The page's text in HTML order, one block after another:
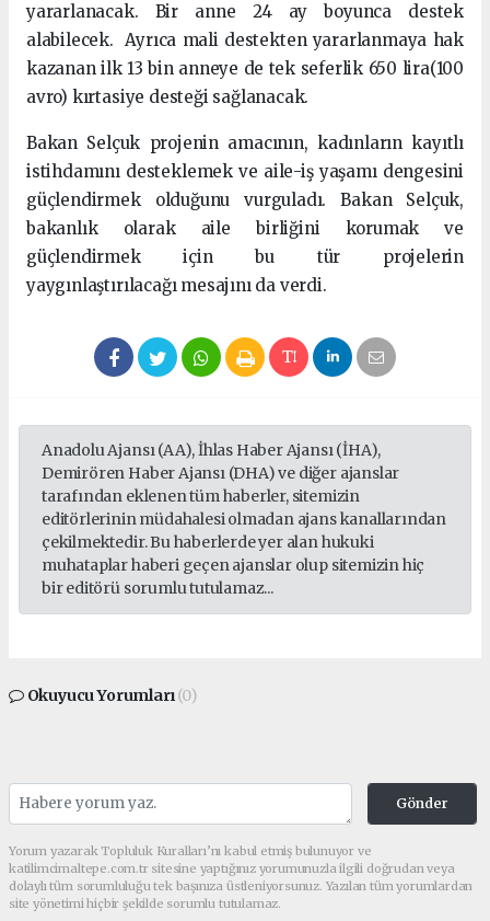
yararlanacak. Bir anne 24 ay boyunca destek
alabilecek. Ayrıca mali destekten yararlanmaya hak
kazanan ilk 13 bin anneye de tek seferlik 650 lira(100
avro) kırtasiye desteği sağlanacak.
Bakan Selçuk projenin amacının, kadınların kayıtlı
istihdamını desteklemek ve aile-iş yaşamı dengesini
güçlendirmek olduğunu vurguladı. Bakan Selçuk,
bakanlık olarak aile birliğini korumak ve
güçlendirmek için bu tür projelerin
yaygınlaştırılacağı mesajını da verdi.
Anadolu Ajansı (AA), İhlas Haber Ajansı (İHA),
Demirören Haber Ajansı (DHA) ve diğer ajanslar
tarafından eklenen tüm haberler, sitemizin
editörlerinin müdahalesi olmadan ajans kanallarından
çekilmektedir. Bu haberlerde yer alan hukuki
muhataplar haberi geçen ajanslar olup sitemizin hiç
bir editörü sorumlu tutulamaz...
Okuyucu Yorumları(0)
Gönder
Yorum yazarak Topluluk Kuralları’nı kabul etmiş bulunuyor ve
katilimcimaltepe.com.tr sitesine yaptığınız yorumunuzla ilgili doğrudan veya
dolaylı tüm sorumluluğu tek başınıza üstleniyorsunuz. Yazılan tüm yorumlardan
site yönetimi hiçbir şekilde sorumlu tutulamaz.